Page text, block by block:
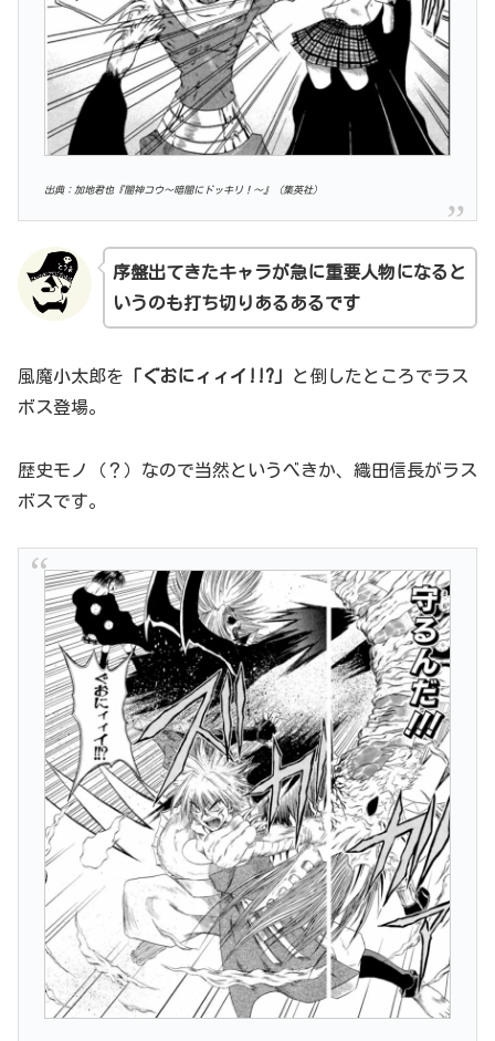
出典：加地君也『闇神コウ〜暗闇にドッキリ！〜』（集英社）
序盤出てきたキャラが急に重要人物になると
いうのも打ち切りあるあるです
風魔小太郎を 「ぐおにィィイ!!?」
と倒したところでラス
ボス登場。
歴史モノ（？）なので当然というべきか、織田信長がラス
ボスです。